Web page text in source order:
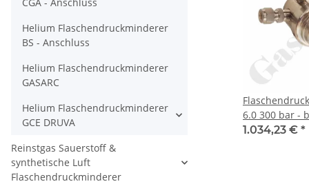
6.0 300 bar -
- 1-stufig -
1.034,23 € *
Helium Flaschendruckminderer
BS - Anschluss
Helium Flaschendruckminderer
GASARC
Helium Flaschendruckminderer
GCE DRUVA
Reinstgas Sauerstoff &
synthetische Luft
Flaschendruckminderer